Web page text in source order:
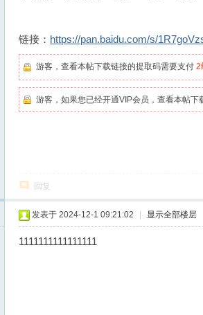
链接： https://pan.baidu.com/s/
游客，查看本帖下载链接的提取码需要支付 2
游客，如果您已经开通VIP会员，查看本帖下
回复
发表于 2024-12-1 09:21:02 显示全部楼层
1111111111111111